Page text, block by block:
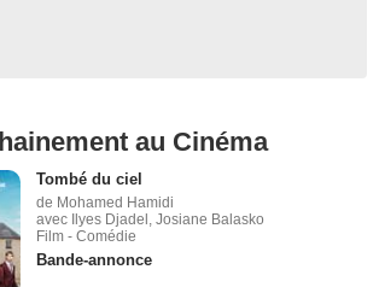
au Cinéma
Tombé du ciel
de Mohamed Hamidi
avec Ilyes Djadel, Josiane Balasko
Film - Comédie
Bande-annonce